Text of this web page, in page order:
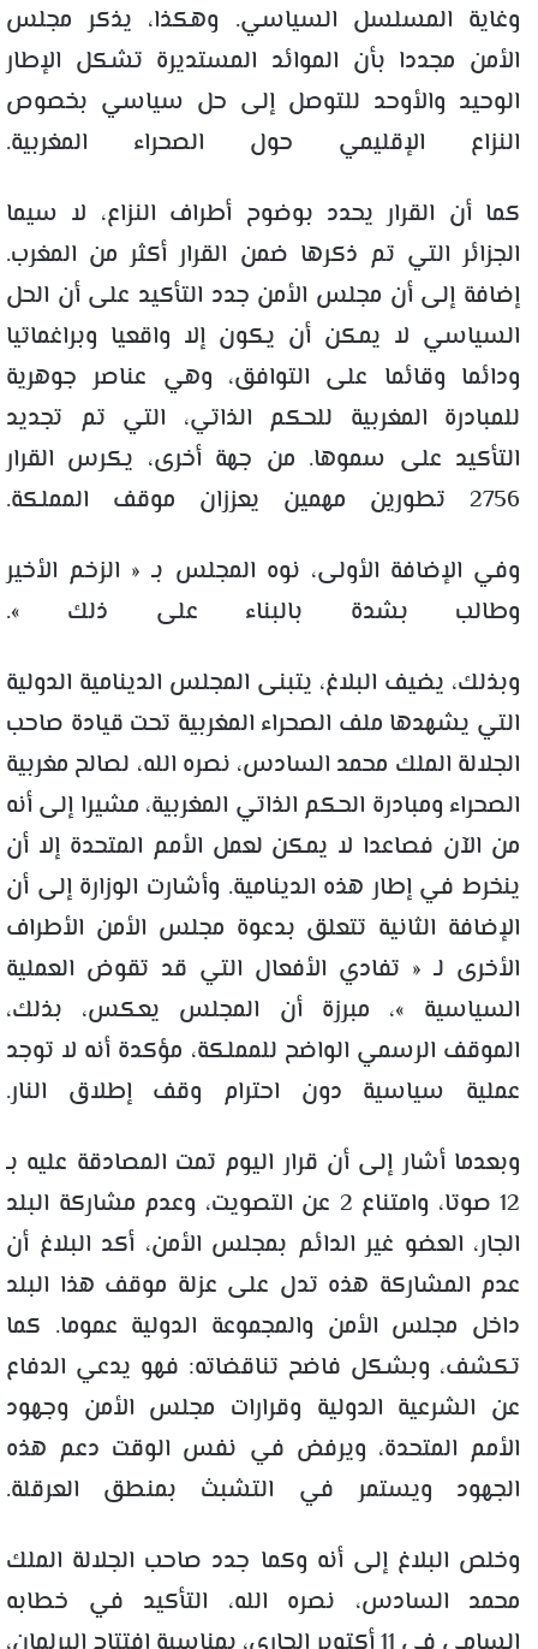
وغاية المسلسل السياسي. وهكذا، يذكر مجلس
الأمن مجددا بأن الموائد المستديرة تشكل الإطار
الوحيد والأوحد للتوصل إلى حل سياسي بخصوص
النزاع الإقليمي حول الصحراء المغربية.
كما أن القرار يحدد بوضوح أطراف النزاع، لا سيما
الجزائر التي تم ذكرها ضمن القرار أكثر من المغرب.
إضافة إلى أن مجلس الأمن جدد التأكيد على أن الحل
السياسي لا يمكن أن يكون إلا واقعيا وبراغماتيا
ودائما وقائما على التوافق، وهي عناصر جوهرية
للمبادرة المغربية للحكم الذاتي، التي تم تجديد
التأكيد على سموها. من جهة أخرى، يكرس القرار
2756 تطورين مهمين يعززان موقف المملكة.
وفي الإضافة الأولى، نوه المجلس بـ « الزخم الأخير
وطالب بشدة بالبناء على ذلك ».
وبذلك، يضيف البلاغ، يتبنى المجلس الدينامية الدولية
التي يشهدها ملف الصحراء المغربية تحت قيادة صاحب
الجلالة الملك محمد السادس، نصره الله، لصالح مغربية
الصحراء ومبادرة الحكم الذاتي المغربية، مشيرا إلى أنه
من الآن فصاعدا لا يمكن لعمل الأمم المتحدة إلا أن
ينخرط في إطار هذه الدينامية. وأشارت الوزارة إلى أن
الإضافة الثانية تتعلق بدعوة مجلس الأمن الأطراف
الأخرى لـ « تفادي الأفعال التي قد تقوض العملية
السياسية »، مبرزة أن المجلس يعكس، بذلك،
الموقف الرسمي الواضح للمملكة، مؤكدة أنه لا توجد
عملية سياسية دون احترام وقف إطلاق النار.
وبعدما أشار إلى أن قرار اليوم تمت المصادقة عليه بـ
12 صوتا، وامتناع 2 عن التصويت، وعدم مشاركة البلد
الجار، العضو غير الدائم بمجلس الأمن، أكد البلاغ أن
عدم المشاركة هذه تدل على عزلة موقف هذا البلد
داخل مجلس الأمن والمجموعة الدولية عموما. كما
تكشف، وبشكل فاضح تناقضاته: فهو يدعي الدفاع
عن الشرعية الدولية وقرارات مجلس الأمن وجهود
الأمم المتحدة، ويرفض في نفس الوقت دعم هذه
الجهود ويستمر في التشبث بمنطق العرقلة.
وخلص البلاغ إلى أنه وكما جدد صاحب الجلالة الملك
محمد السادس، نصره الله، التأكيد في خطابه